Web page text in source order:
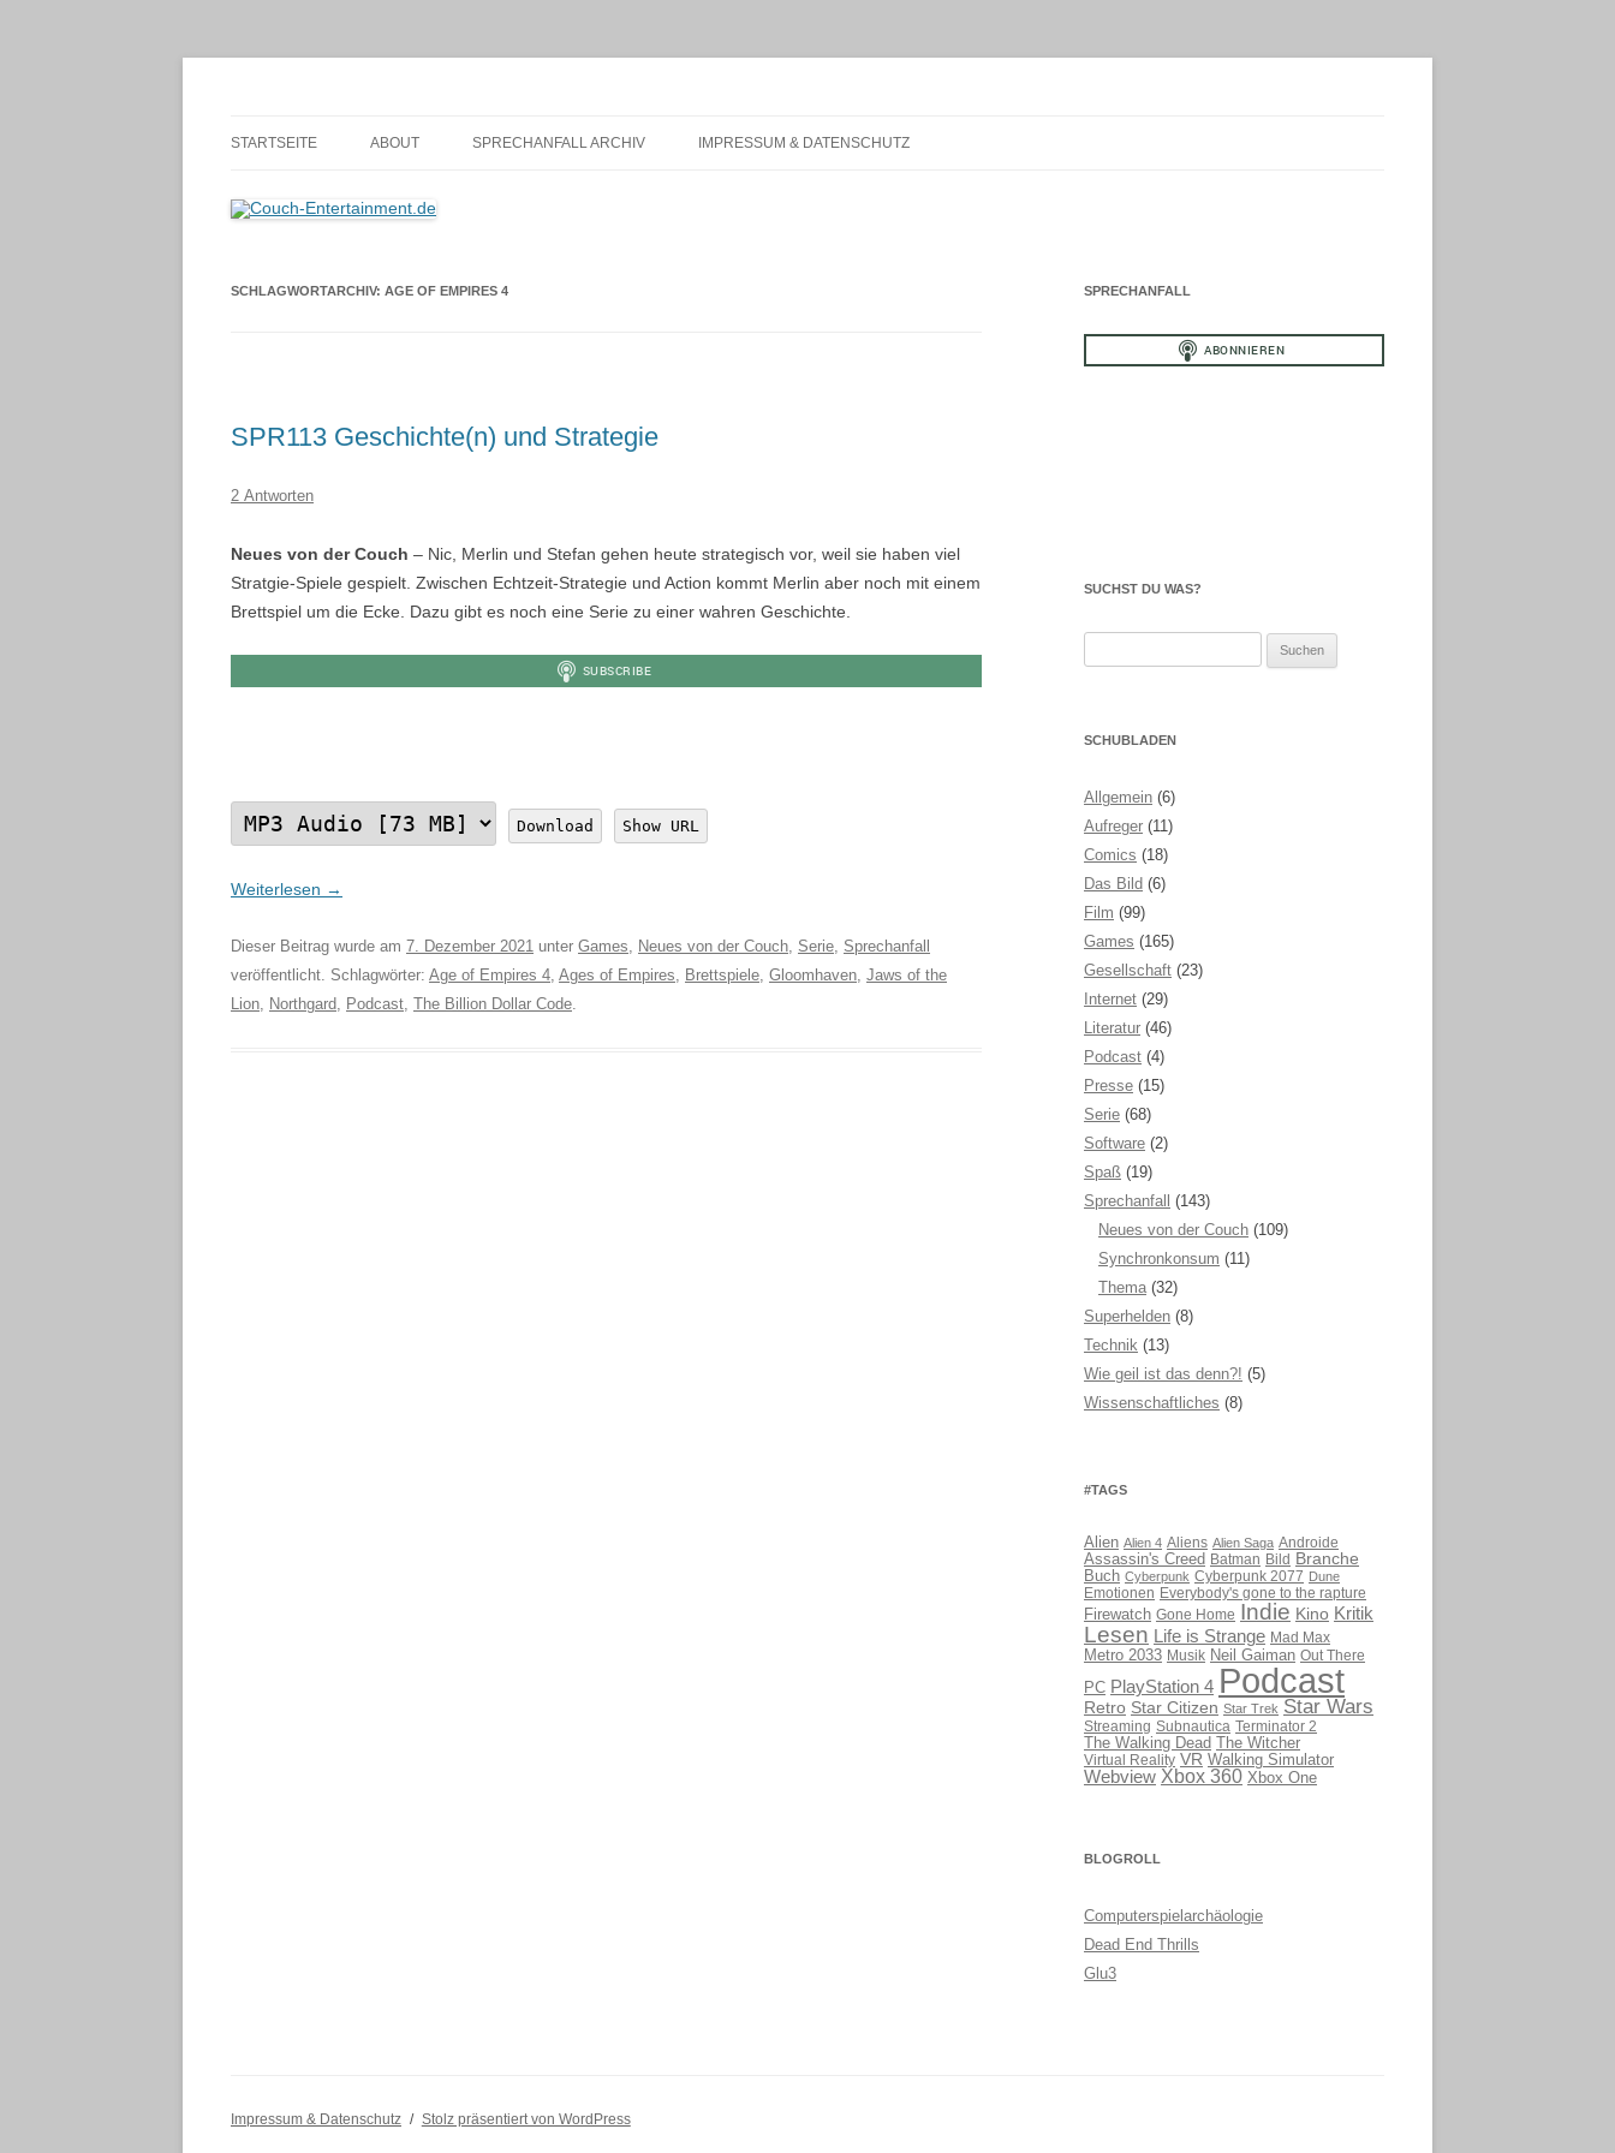
STARTSEITE ABOUT SPRECHANFALL ARCHIV IMPRESSUM & DATENSCHUTZ
SCHLAGWORTARCHIV: AGE OF EMPIRES 4
SPR113 Geschichte(n) und Strategie
2 Antworten
Neues von der Couch – Nic, Merlin und Stefan gehen heute strategisch vor, weil sie haben viel
Stratgie-Spiele gespielt. Zwischen Echtzeit-Strategie und Action kommt Merlin aber noch mit einem
Brettspiel um die Ecke. Dazu gibt es noch eine Serie zu einer wahren Geschichte.
Download Show URL
Weiterlesen →
Dieser Beitrag wurde am 7. Dezember 2021 unter Games, Neues von der Couch, Serie, Sprechanfall
veröffentlicht. Schlagwörter: Age of Empires 4, Ages of Empires, Brettspiele, Gloomhaven, Jaws of the
Lion, Northgard, Podcast, The Billion Dollar Code.
SPRECHANFALL
SUCHST DU WAS?
SCHUBLADEN
Allgemein (6)
Aufreger (11)
Comics (18)
Das Bild (6)
Film (99)
Games (165)
Gesellschaft (23)
Internet (29)
Literatur (46)
Podcast (4)
Presse (15)
Serie (68)
Software (2)
Spaß (19)
Sprechanfall
(143)
Neues von der Couch (109)
Synchronkonsum (11)
Thema (32)
Superhelden (8)
Technik (13)
Wie geil ist das denn?! (5)
Wissenschaftliches (8)
#TAGS
Alien Alien 4 Aliens Alien Saga Androide
Assassin's Creed Batman Bild Branche
Buch Cyberpunk Cyberpunk 2077 Dune
Emotionen Everybody's gone to the rapture
Firewatch Gone Home Indie Kino Kritik
Lesen Life is Strange Mad Max
Metro 2033 Musik Neil Gaiman Out There
PC PlayStation 4 Podcast
Retro Star Citizen Star Trek Star Wars
Streaming Subnautica Terminator 2
The Walking Dead The Witcher
Virtual Reality VR Walking Simulator
Webview Xbox 360 Xbox One
BLOGROLL
Computerspielarchäologie
Dead End Thrills
Glu3
Impressum & Datenschutz Stolz präsentiert von WordPress